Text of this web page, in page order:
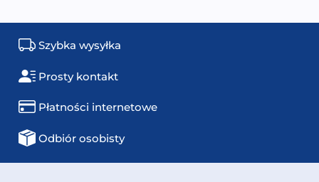
Szybka wysyłka
Prosty kontakt
Płatności internetowe
Odbiór osobisty